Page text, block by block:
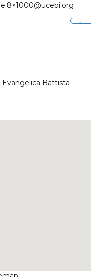
Evangelica Battista